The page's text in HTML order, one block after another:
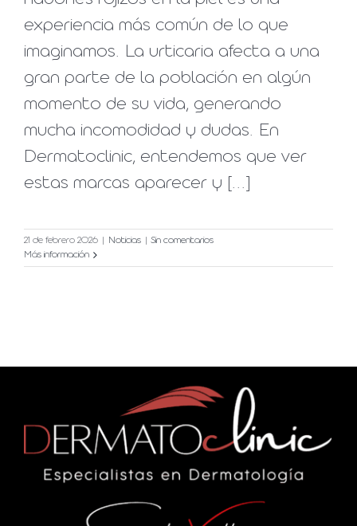
experiencia más común de lo que
imaginamos. La urticaria afecta a una
gran parte de la población en algún
momento de su vida, generando
mucha incomodidad y dudas. En
Dermatoclinic, entendemos que ver
estas marcas aparecer y [...]
21 de febrero 2026 Noticias
Sin comentarios
Más información